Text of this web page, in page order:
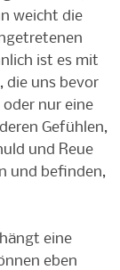
weicht die
ist es mit
die uns bevor
oder nur eine
Gefühlen,
und Reue
und befinden,
eine
eben